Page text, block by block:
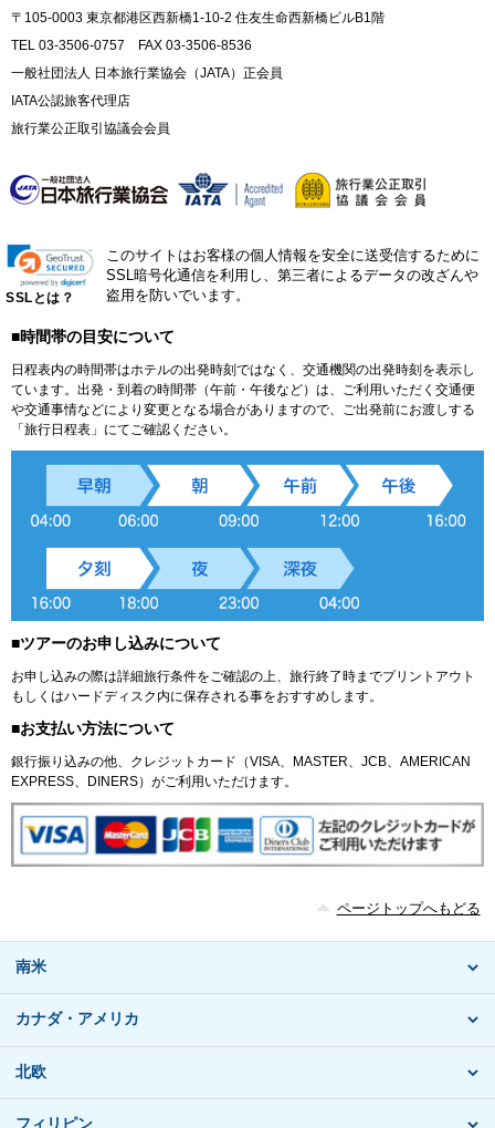
〒105-0003 東京都港区西新橋1-10-2 住友生命西新橋ビルB1階
TEL 03-3506-0757 FAX 03-3506-8536
一般社団法人 日本旅行業協会（JATA）正会員
IATA公認旅客代理店
旅行業公正取引協議会会員
SSLとは？
このサイトはお客様の個人情報を安全に送受信するために
SSL暗号化通信を利用し、第三者によるデータの改ざんや
盗用を防いでいます。
■時間帯の目安について
日程表内の時間帯はホテルの出発時刻ではなく、交通機関の出発時刻を表示し
ています。出発・到着の時間帯（午前・午後など）は、ご利用いただく交通便
や交通事情などにより変更となる場合がありますので、ご出発前にお渡しする
「旅行日程表」にてご確認ください。
■ツアーのお申し込みについて
お申し込みの際は詳細旅行条件をご確認の上、旅行終了時までプリントアウト
もしくはハードディスク内に保存される事をおすすめします。
■お支払い方法について
銀行振り込みの他、クレジットカード（VISA、MASTER、JCB、AMERICAN
EXPRESS、DINERS）がご利用いただけます。
ページトップへもどる
南米
カナダ・アメリカ
北欧
フィリピン